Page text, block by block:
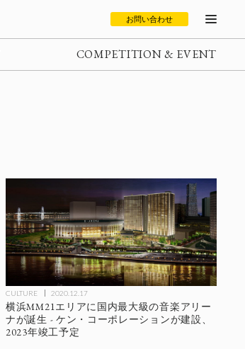
お問い合わせ
COMPETITION & EVENT
CULTURE 2020.12.17
横浜MM21エリアに国内最大級の音楽アリー
ナが誕生 - ケン・コーポレーションが建設、
2023年竣工予定